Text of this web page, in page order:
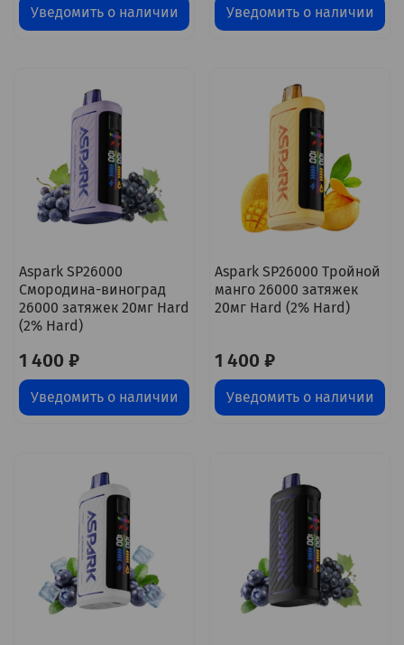
Уведомить о наличии Уведомить о наличии
Aspark SP26000
Смородина-виноград
26000 затяжек 20мг Hard
(2% Hard)
1 400 ₽
Уведомить о наличии
Aspark SP26000 Тройной
манго 26000 затяжек
20мг Hard (2% Hard)
1 400 ₽
Уведомить о наличии